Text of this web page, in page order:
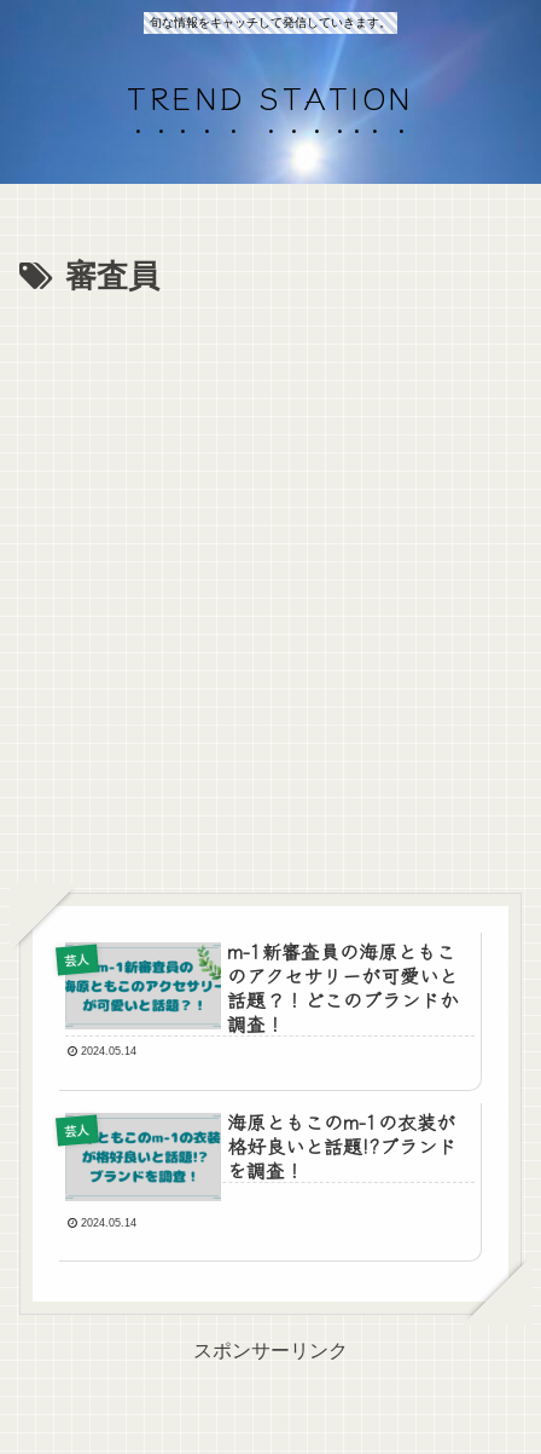
旬な情報をキャッチして発信していきます。
TREND STATION
審査員
芸人
m-1新審査員の海原ともこ
のアクセサリーが可愛いと
話題？！どこのブランドか
調査！
2024.05.14
芸人
海原ともこのm-1の衣装が
格好良いと話題!?ブランド
を調査！
2024.05.14
スポンサーリンク